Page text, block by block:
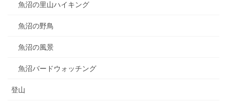
魚沼の里山ハイキング
魚沼の野鳥
魚沼の風景
魚沼バードウォッチング
登山